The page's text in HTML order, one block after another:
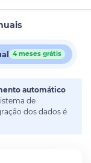
4 meses grátis
automático
de
dos dados é